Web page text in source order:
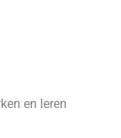
en leren